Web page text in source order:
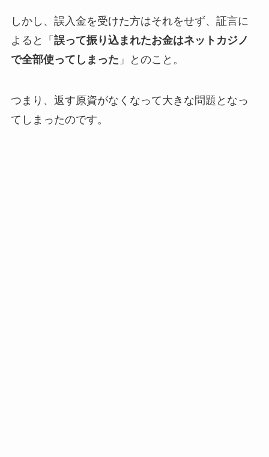
しかし、誤入金を受けた方はそれをせず、証言に
よると「 誤って振り込まれたお金はネットカジノ
で全部使ってしまった 」とのこと。
つまり、返す原資がなくなって大きな問題となっ
てしまったのです。